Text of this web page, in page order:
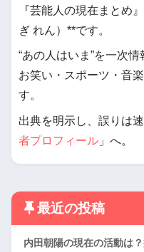
『芸能人の現在まとめ
ぎ れん）**です。
“あの人はいま”を一次
お笑い・スポーツ・音
す。
出典を明示し、誤りは
者プロフィール 」へ。
最近の投稿
内田朝陽の現在の活動は